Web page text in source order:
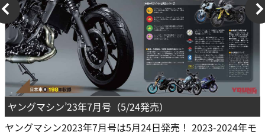
ヤングマシン’23年7月号（5/24発売）
ヤングマシン2023年7月号は5月24日発売！ 2023-2024年モ